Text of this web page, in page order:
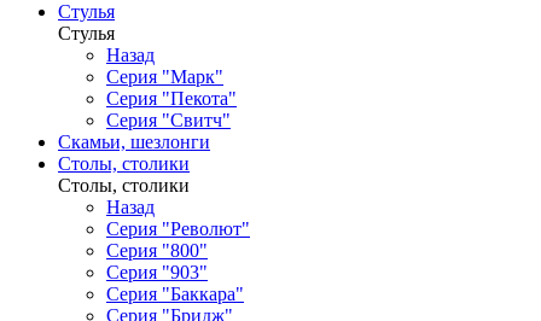
Стулья
Стулья
Назад
Серия "Марк"
Серия "Пекота"
Серия "Свитч"
Скамьи, шезлонги
Столы, столики
Столы, столики
Назад
Серия "Револют"
Серия "800"
Серия "903"
Серия "Баккара"
Серия "Бридж"